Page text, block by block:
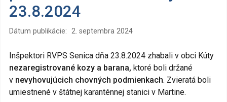
23.8.2024
Dátum publikácie: 2. septembra 2024
Inšpektori RVPS Senica dňa 23.8.2024 zhabali v obci Kúty
nezaregistrované kozy a barana, ktoré boli držané
v nevyhovujúcich chovných podmienkach. Zvieratá boli
umiestnené v štátnej karanténnej stanici v Martine.